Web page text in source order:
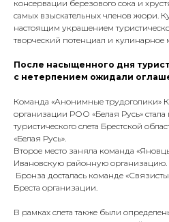
консервации березового сока и
самых взыскательных членов жюри.
настоящим украшением
творческий потенциал и кулинарное
После насыщенного дня
с нетерпением ожидали
Команда «Анонимные трудоголики»
организации РОО «Белая Русь» стала
туристического слета Брестской
«Белая Русь».
Второе место заняла команда
Ивановскую районную организацию.
Бронза досталась команде
Бреста организации.
В рамках слета также были